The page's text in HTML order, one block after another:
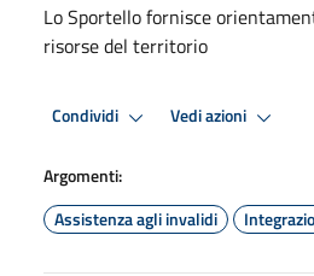
Lo Sportello fornisce
risorse del territorio
Condividi Vedi azioni
Argomenti:
Assistenza agli invalidi